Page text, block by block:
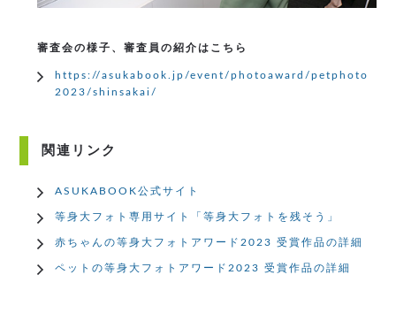
審査会の様子、審査員の紹介はこちら
https://asukabook.jp/event/photoaward/petphoto
2023/shinsakai/
関連リンク
ASUKABOOK公式サイト
等身大フォト専用サイト「等身大フォトを残そう」
赤ちゃんの等身大フォトアワード2023 受賞作品の詳細
ペットの等身大フォトアワード2023 受賞作品の詳細